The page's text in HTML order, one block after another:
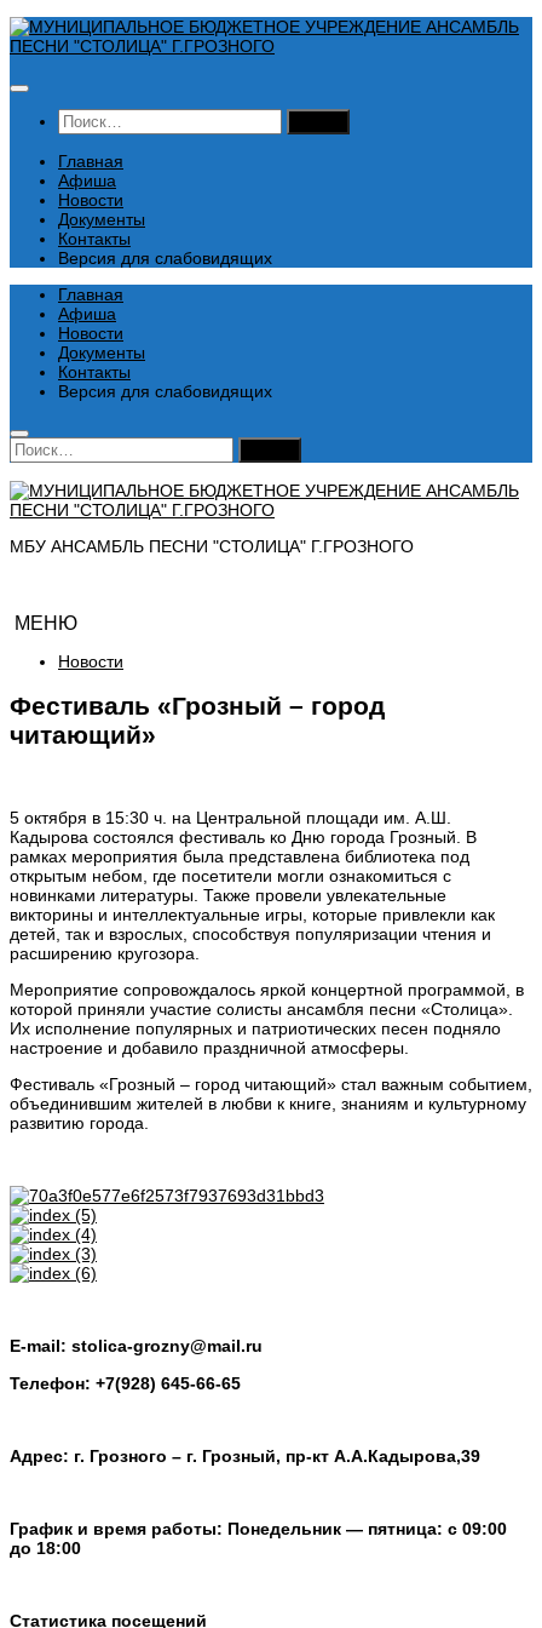
Перейти
к
Найти:
Главная
Афиша
Новости
Документы
Контакты
Версия для слабовидящих
Главная
Афиша
Новости
Документы
Контакты
Версия для слабовидящих
Найти:
МБУ АНСАМБЛЬ ПЕСНИ "СТОЛИЦА" Г.ГРОЗНОГО
МЕНЮ
Новости
Фестиваль «Грозный – город
читающий»
5 октября в 15:30 ч. на Центральной площади им. А.Ш.
Кадырова состоялся фестиваль ко Дню города Грозный. В
рамках мероприятия была представлена библиотека под
открытым небом, где посетители могли ознакомиться с
новинками литературы. Также провели увлекательные
викторины и интеллектуальные игры, которые привлекли как
детей, так и взрослых, способствуя популяризации чтения и
расширению кругозора.
Мероприятие сопровождалось яркой концертной программой, в
которой приняли участие солисты ансамбля песни «Столица».
Их исполнение популярных и патриотических песен подняло
настроение и добавило праздничной атмосферы.
Фестиваль «Грозный – город читающий» стал важным событием,
объединившим жителей в любви к книге, знаниям и культурному
развитию города.
E-mail: stolica-grozny@mail.ru
Телефон: +7(928) 645-66-65
Адрес: г. Грозного – г. Грозный, пр-кт А.А.Кадырова,39
График и время работы: Понедельник — пятница: с 09:00
до 18:00
Статистика посещений